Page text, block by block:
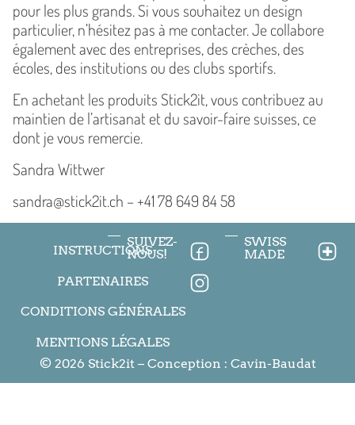
pour les plus grands. Si vous souhaitez un design
particulier, n’hésitez pas à me contacter. Je collabore
également avec des entreprises, des crèches, des
écoles, des institutions ou des clubs sportifs.
En achetant les produits Stick2it, vous contribuez au
maintien de l’artisanat et du savoir-faire suisses, ce
dont je vous remercie.
Sandra Wittwer
sandra@stick2it.ch – +41 78 649 84 58
INSTRUCTIONS
PARTENAIRES
CONDITIONS GÉNÉRALES
MENTIONS LÉGALES
SUIVEZ-
NOUS!
SWISS
MADE
© 2026 Stick2it – Conception : Cavin-Baudat